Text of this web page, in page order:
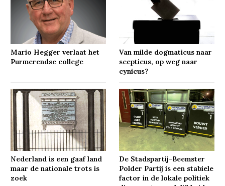
Mario Hegger verlaat het
Purmerendse college
Van milde dogmaticus naar
scepticus, op weg naar
cynicus?
Nederland is een gaaf land
maar de nationale trots is
zoek
De Stadspartij-Beemster
Polder Partij is een stabiele
factor in de lokale politiek